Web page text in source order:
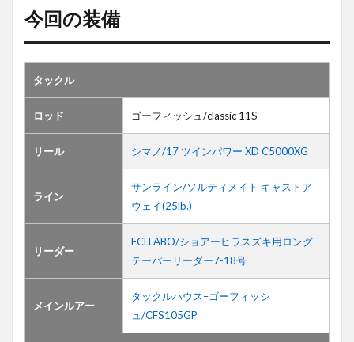
今回の装備
タックル
ロッド ゴーフィッシュ/classic 11S
リール シマノ/17 ツインパワー XD C5000XG
ライン
サンライン/ソルティメイト キャストア
ウェイ(25lb.)
リーダー
FCLLABO/ショアーヒラスズキ用ロング
テーパーリーダー7-18号
メインルアー
タックルハウス–ゴーフィッシ
ュ/CFS105GP